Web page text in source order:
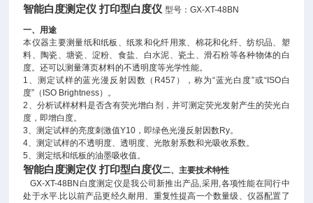
智能白度测定仪 打印型白度仪 型号：GX-XT-48BN
一、用途
本仪器主要测量纸和纸板、纸浆和化纤用浆、棉花和化纤、纺织品、塑
料、陶瓷、塘瓷、淀粉、食盐、白水泥、瓷土、滑石粉等各种物体的白
度。还可以测量薄页材料的不透明度等光学性能。
1、测定试样的蓝光漫反射因数（R457），称为“蓝光白度”或“ISO白
度”（ISO Brightness）。
2、分析试样材料是否含有荧光增白剂，并可测定荧光发射产生的荧光白
度，即增白度。
3、测定试样的亮度刺激值Y10，即绿色光漫反射因数Ry。
4、测定试样的不透明度、透明度、光散射系数和光吸收系数。
5、测定纸和纸板的油墨吸收值。
智能白度测定仪 打印型白度仪二、主要技术特性
GX-XT-48BN白度测定仪是我公司新推出产品,采用,各项性能在同行中
处于水平.比以前产品更经久耐用、重复性提高一个数量级、仪器配置了